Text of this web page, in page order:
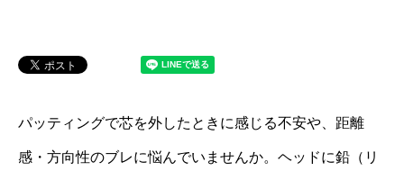
パッティングで芯を外したときに感じる不安や、距離
感・方向性のブレに悩んでいませんか。ヘッドに鉛（リ